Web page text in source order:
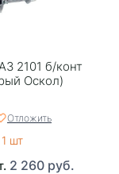
2101 б/конт
Оскол)
Отложить
шт
2 260 руб.